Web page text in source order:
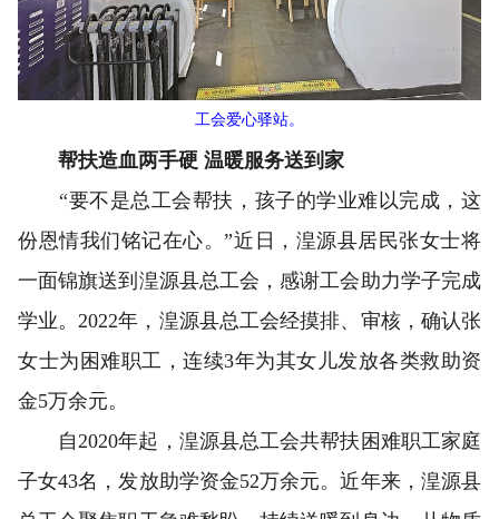
工会爱心驿站。
帮扶造血两手硬 温暖服务送到家
“要不是总工会帮扶，孩子的学业难以完成，这
份恩情我们铭记在心。”近日，湟源县居民张女士将
一面锦旗送到湟源县总工会，感谢工会助力学子完成
学业。2022年，湟源县总工会经摸排、审核，确认张
女士为困难职工，连续3年为其女儿发放各类救助资
金5万余元。
自2020年起，湟源县总工会共帮扶困难职工家庭
子女43名，发放助学资金52万余元。近年来，湟源县